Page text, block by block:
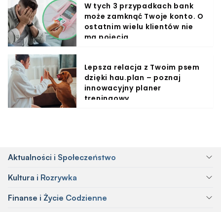
W tych 3 przypadkach bank
może zamknąć Twoje konto. O
ostatnim wielu klientów nie
ma pojęcia
Lepsza relacja z Twoim psem
dzięki hau.plan – poznaj
innowacyjny planer
treningowy
Aktualności i Społeczeństwo
Kultura i Rozrywka
Finanse i Życie Codzienne